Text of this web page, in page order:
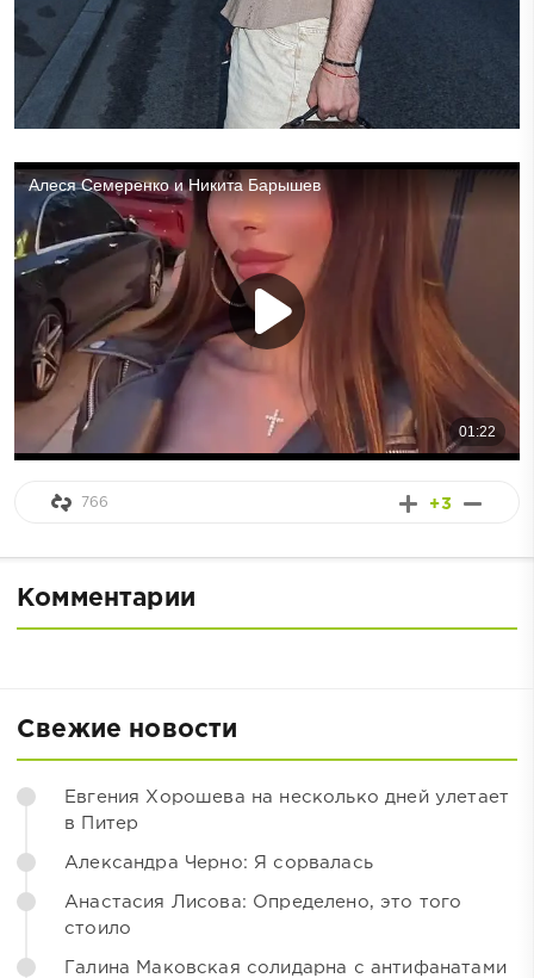
+3
766
Комментарии
Свежие новости
Евгения Хорошева на несколько дней улетает
в Питер
Александра Черно: Я сорвалась
Анастасия Лисова: Определено, это того
стоило
Галина Маковская солидарна с антифанатами